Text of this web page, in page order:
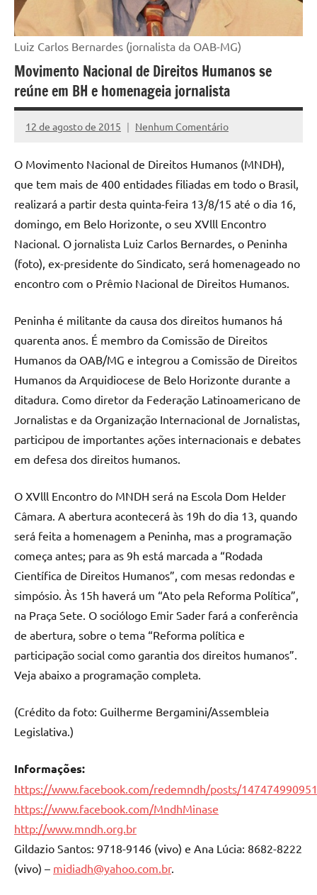
Luiz Carlos Bernardes (jornalista da OAB-MG)
Movimento Nacional de Direitos Humanos se
reúne em BH e homenageia jornalista
12 de agosto de 2015
Assessoria
Nenhum Comentário
O Movimento Nacional de Direitos Humanos (MNDH),
que tem mais de 400 entidades filiadas em todo o Brasil,
realizará a partir desta quinta-feira 13/8/15 até o dia 16,
domingo, em Belo Horizonte, o seu XVlll Encontro
Nacional. O jornalista Luiz Carlos Bernardes, o Peninha
(foto), ex-presidente do Sindicato, será homenageado no
encontro com o Prêmio Nacional de Direitos Humanos.
Peninha é militante da causa dos direitos humanos há
quarenta anos. É membro da Comissão de Direitos
Humanos da OAB/MG e integrou a Comissão de Direitos
Humanos da Arquidiocese de Belo Horizonte durante a
ditadura. Como diretor da Federação Latinoamericano de
Jornalistas e da Organização Internacional de Jornalistas,
participou de importantes ações internacionais e debates
em defesa dos direitos humanos.
O XVlll Encontro do MNDH será na Escola Dom Helder
Câmara. A abertura acontecerá às 19h do dia 13, quando
será feita a homenagem a Peninha, mas a programação
começa antes; para as 9h está marcada a “Rodada
Científica de Direitos Humanos”, com mesas redondas e
simpósio. Às 15h haverá um “Ato pela Reforma Política”,
na Praça Sete. O sociólogo Emir Sader fará a conferência
de abertura, sobre o tema “Reforma política e
participação social como garantia dos direitos humanos”.
Veja abaixo a programação completa.
(Crédito da foto: Guilherme Bergamini/Assembleia
Legislativa.)
Informações:
https://www.facebook.com/redemndh/posts/
https://www.facebook.com/MndhMinase
http://www.mndh.org.br
Gildazio Santos: 9718-9146 (vivo) e Ana Lúcia: 8682-8222
(vivo) – midiadh@yahoo.com.br.